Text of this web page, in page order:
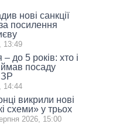
нові санкції
посилення
13:49
– до 5 років: хто і
посаду
14:44
викрили нові
схеми» у трьох
2026, 15:00